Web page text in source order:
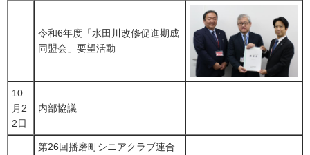
令和6年度「水田川改修促進期成
同盟会」要望活動
10
月2
2日
内部協議
第26回播磨町シニアクラブ連合